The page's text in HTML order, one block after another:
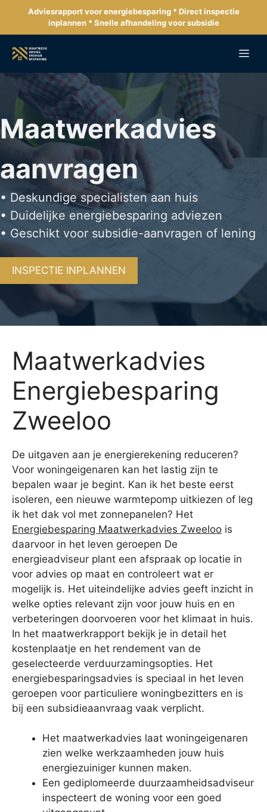
de
inhoud
Adviesrapport voor energiebesparing * Direct inspectie
inplannen * Snelle afhandeling voor subsidie
Maatwerkadvies
aanvragen
• Deskundige specialisten aan huis
• Duidelijke energiebesparing adviezen
• Geschikt voor subsidie-aanvragen of lening
INSPECTIE INPLANNEN
Maatwerkadvies
Energiebesparing
Zweeloo
De uitgaven aan je energierekening reduceren?
Voor woningeigenaren kan het lastig zijn te
bepalen waar je begint. Kan ik het beste eerst
isoleren, een nieuwe warmtepomp uitkiezen of leg
ik het dak vol met zonnepanelen? Het
Energiebesparing Maatwerkadvies Zweeloo is
daarvoor in het leven geroepen De
energieadviseur plant een afspraak op locatie in
voor advies op maat en controleert wat er
mogelijk is. Het uiteindelijke advies geeft inzicht in
welke opties relevant zijn voor jouw huis en en
verbeteringen doorvoeren voor het klimaat in huis.
In het maatwerkrapport bekijk je in detail het
kostenplaatje en het rendement van de
geselecteerde verduurzamingsopties. Het
energiebesparingsadvies is speciaal in het leven
geroepen voor particuliere woningbezitters en is
bij een subsidieaanvraag vaak verplicht.
Het maatwerkadvies laat woningeigenaren
zien welke werkzaamheden jouw huis
energiezuiniger kunnen maken.
Een gediplomeerde duurzaamheidsadviseur
inspecteert de woning voor een goed